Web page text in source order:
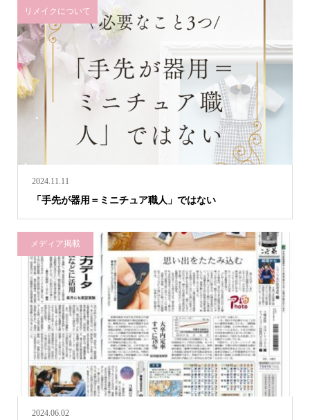
2024.11.11
「手先が器用＝ミニチュア職人」ではない
リメイクについて
2024.06.02
メディア掲載